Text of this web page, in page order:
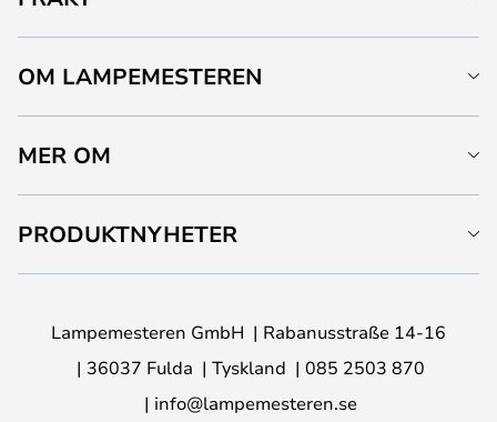
OM LAMPEMESTEREN
MER OM
PRODUKTNYHETER
Lampemesteren GmbH
Rabanusstraße 14-16
36037 Fulda
Tyskland
085 2503 870
info@lampemesteren.se